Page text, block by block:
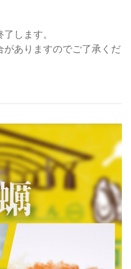
します。
ありますのでご了承くだ